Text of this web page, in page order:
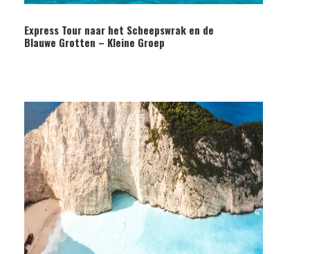
Express Tour naar het Scheepswrak en de
Blauwe Grotten – Kleine Groep